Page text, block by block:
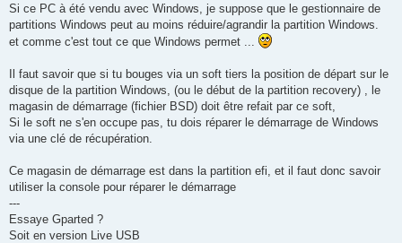
Si ce PC à été vendu avec Windows, je suppose que le gestionnaire de
partitions Windows peut au moins réduire/agrandir la partition Windows.
et comme c'est tout ce que Windows permet ...
Il faut savoir que si tu bouges via un soft tiers la position de départ sur le
disque de la partition Windows, (ou le début de la partition recovery) , le
magasin de démarrage (fichier BSD) doit être refait par ce soft,
Si le soft ne s'en occupe pas, tu dois réparer le démarrage de Windows
via une clé de récupération.
Ce magasin de démarrage est dans la partition efi, et il faut donc savoir
utiliser la console pour réparer le démarrage
---
Essaye Gparted ?
Soit en version Live USB